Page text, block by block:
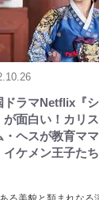
ドラマNetflix『
が面白い！カリ
・ヘスが教育マ
イケメン王子た